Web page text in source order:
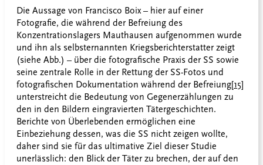
Die Aussage von Francisco Boix – hier auf einer
Fotografie, die während der Befreiung des
Konzentrationslagers Mauthausen aufgenommen wurde
und ihn als selbsternannten Kriegsberichterstatter zeigt
(siehe Abb.) – über die fotografische Praxis der SS sowie
seine zentrale Rolle in der Rettung der SS-Fotos und
fotografischen Dokumentation während der Befreiung[15]
unterstreicht die Bedeutung von Gegenerzählungen zu
den in den Bildern eingravierten Tätergeschichten.
Berichte von Überlebenden ermöglichen eine
Einbeziehung dessen, was die SS nicht zeigen wollte,
daher sind sie für das ultimative Ziel dieser Studie
unerlässlich: den Blick der Täter zu brechen, der auf den